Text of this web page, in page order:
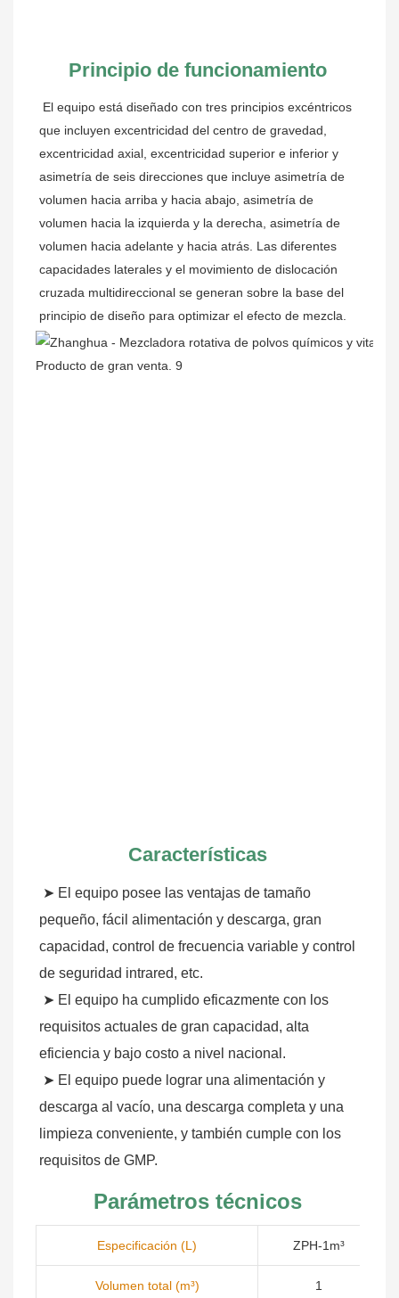
Principio de funcionamiento
El equipo está diseñado con tres principios excéntricos
que incluyen excentricidad del centro de gravedad,
excentricidad axial, excentricidad superior e inferior y
asimetría de seis direcciones que incluye asimetría de
volumen hacia arriba y hacia abajo, asimetría de
volumen hacia la izquierda y la derecha, asimetría de
volumen hacia adelante y hacia atrás. Las diferentes
capacidades laterales y el movimiento de dislocación
cruzada multidireccional se generan sobre la base del
principio de diseño para optimizar el efecto de mezcla.
Características
➤ El equipo posee las ventajas de tamaño
pequeño, fácil alimentación y descarga, gran
capacidad, control de frecuencia variable y control
de seguridad intrared, etc.
➤ El equipo ha cumplido eficazmente con los
requisitos actuales de gran capacidad, alta
eficiencia y bajo costo a nivel nacional.
➤ El equipo puede lograr una alimentación y
descarga al vacío, una descarga completa y una
limpieza conveniente, y también cumple con los
requisitos de GMP.
Parámetros técnicos
Especificación (L) ZPH-1m³
Volumen total (m³) 1